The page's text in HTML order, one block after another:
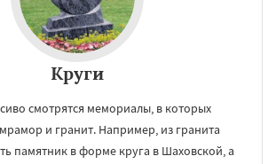
Круги
смотрятся мемориалы, в которых
и гранит. Например, из гранита
памятник в форме круга в Шаховской, а